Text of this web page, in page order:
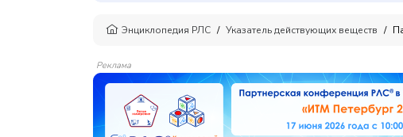
Энциклопедия РЛС Указатель действующих веществ
Реклама